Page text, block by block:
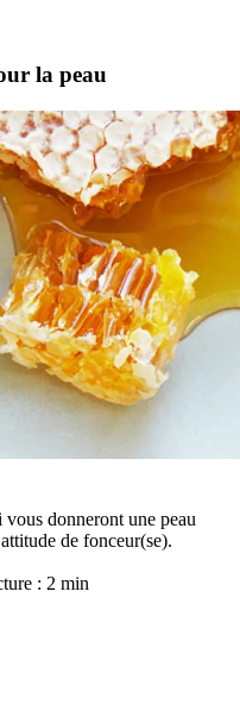
la peau
donneront une peau
de fonceur(se).
: 2 min